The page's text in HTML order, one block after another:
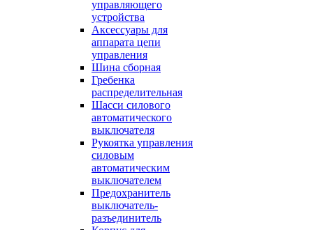
управляющего
устройства
Аксессуары для
аппарата цепи
управления
Шина сборная
Гребенка
распределительная
Шасси силового
автоматического
выключателя
Рукоятка управления
силовым
автоматическим
выключателем
Предохранитель
выключатель-
разъединитель